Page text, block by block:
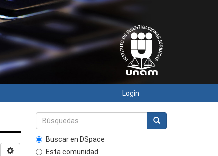
Login
Buscar en DSpace
Esta comunidad